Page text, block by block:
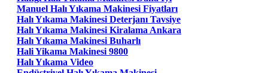
Manuel Halı Yıkama Makinesi Fiyatları
Halı Yıkama Makinesi Deterjanı Tavsiye
Halı Yıkama Makinesi Kiralama Ankara
Halı Yıkama Makinesi Buharlı
Hali Yikama Makinesi 9800
Halı Yıkama Video